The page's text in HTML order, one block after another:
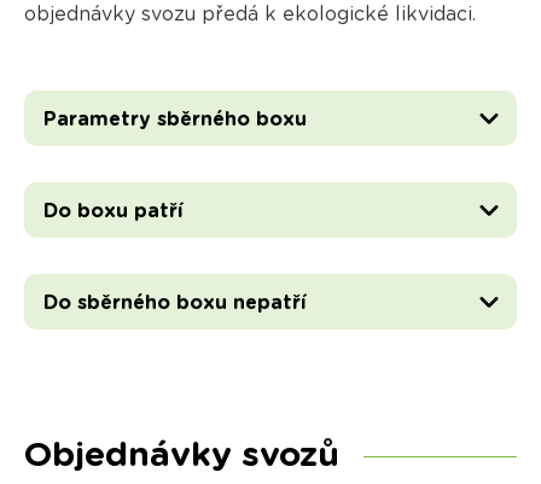
objednávky svozu předá k ekologické likvidaci.
Parametry sběrného boxu
Do boxu patří
Do sběrného boxu nepatří
Objednávky svozů